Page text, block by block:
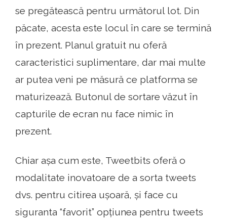
se pregătească pentru următorul lot. Din
păcate, acesta este locul în care se termină
în prezent. Planul gratuit nu oferă
caracteristici suplimentare, dar mai multe
ar putea veni pe măsură ce platforma se
maturizează. Butonul de sortare văzut în
capturile de ecran nu face nimic în
prezent.
Chiar așa cum este, Tweetbits oferă o
modalitate inovatoare de a sorta tweets
dvs. pentru citirea ușoară, și face cu
siguranta “favorit” opțiunea pentru tweets